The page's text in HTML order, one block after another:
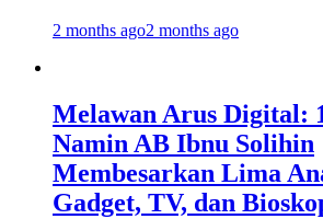
2 months ago2 months ago
Melawan Arus Digital:
Namin AB Ibnu Solihin
Membesarkan Lima
Gadget, TV, dan